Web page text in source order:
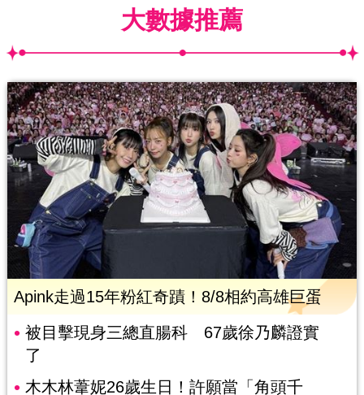
大數據推薦
Apink走過15年粉紅奇蹟！8/8相約高雄巨蛋
被目擊現身三總直腸科 67歲徐乃麟證實
了
木木林葦妮26歲生日！許願當「角頭千